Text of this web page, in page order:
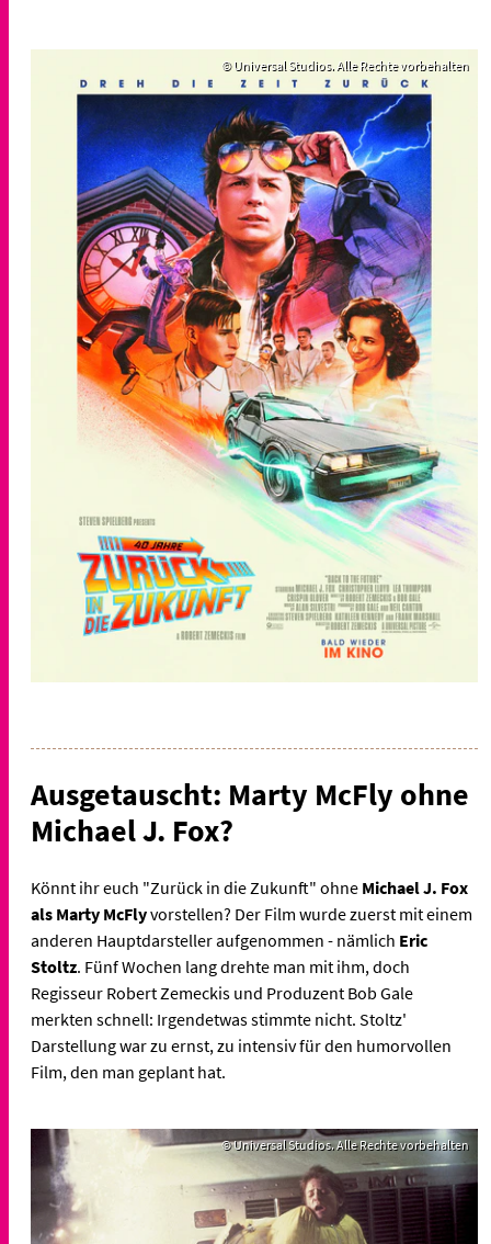
© Universal Studios. Alle Rechte vorbehalten
Ausgetauscht: Marty McFly ohne
Michael J. Fox?
Könnt ihr euch "Zurück in die Zukunft" ohne Michael J. Fox
als Marty McFlyvorstellen? Der Film wurde zuerst mit einem
anderen Hauptdarsteller aufgenommen - nämlich Eric
Stoltz. Fünf Wochen lang drehte man mit ihm, doch
Regisseur Robert Zemeckis und Produzent Bob Gale
merkten schnell: Irgendetwas stimmte nicht. Stoltz'
Darstellung war zu ernst, zu intensiv für den humorvollen
Film, den man geplant hat.
© Universal Studios. Alle Rechte vorbehalten